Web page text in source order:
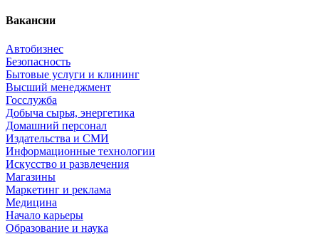
Вакансии
Автобизнес
Безопасность
Бытовые услуги и клининг
Высший менеджмент
Госслужба
Добыча сырья, энергетика
Домашний персонал
Издательства и СМИ
Информационные технологии
Искусство и развлечения
Магазины
Маркетинг и реклама
Медицина
Начало карьеры
Образование и наука